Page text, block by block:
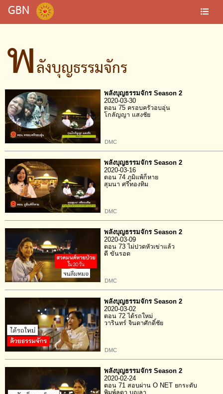
GBN
พลังบุญธรรมจักร
พลังบุญธรรมจักร Season 2
2020-03-30
ตอน 75 ครอบครัวอบอุ่น
โกลัญญา แสงชัย
DMC
พลังบุญธรรมจักร Season 2
2020-03-16
ตอน 74 ภูมิแพ้ก็หาย
สุมนา ศรีทองทิม
DMC
พลังบุญธรรมจักร Season 2
2020-03-09
ตอน 73 ไม่ปวดหัวเข่าแล้ว
ดี ขันรอด
DMC
พลังบุญธรรมจักร Season 2
2020-03-02
ตอน 72 ได้รถใหม่
วารินทร์ จินดาศักดิ์ชัย
DMC
พลังบุญธรรมจักร Season 2
2020-02-24
ตอน 71 สอบผ่าน O NET ยกระดับ
พิมพ์ลดา บุญลา